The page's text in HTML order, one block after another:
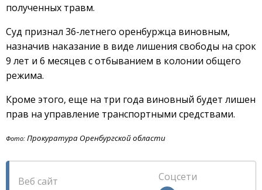
полученных травм.
Суд признал 36-летнего оренбуржца виновным,
назначив наказание в виде лишения свободы на срок
9 лет и 6 месяцев с отбыванием в колонии общего
режима.
Кроме этого, еще на три года виновный будет лишен
прав на управление транспортными средствами.
Фото: Прокуратура Оренбургской области
Веб сайт
Соцсети